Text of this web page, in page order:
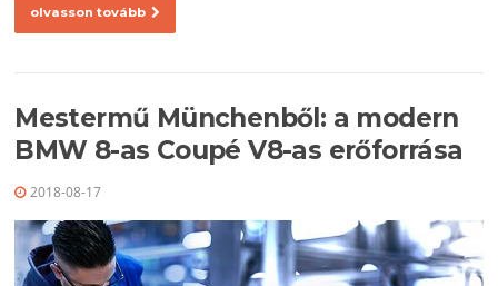
olvasson tovább
Mestermű Münchenből: a modern
BMW 8-as Coupé V8-as erőforrása
2018-08-17